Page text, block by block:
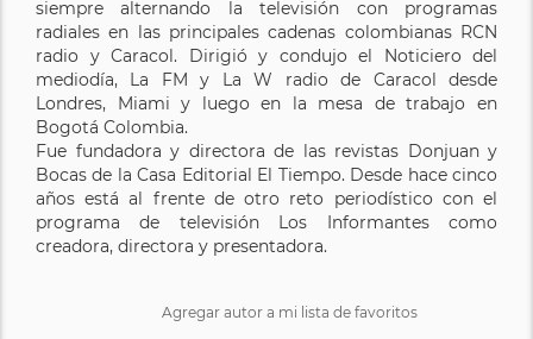
siempre alternando la televisión con programas
radiales en las principales cadenas colombianas RCN
radio y Caracol. Dirigió y condujo el Noticiero del
mediodía, La FM y La W radio de Caracol desde
Londres, Miami y luego en la mesa de trabajo en
Bogotá Colombia.
Fue fundadora y directora de las revistas Donjuan y
Bocas de la Casa Editorial El Tiempo. Desde hace cinco
años está al frente de otro reto periodístico con el
programa de televisión Los Informantes como
creadora, directora y presentadora.
Agregar autor a mi lista de favoritos